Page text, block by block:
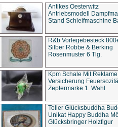
Antikes Oesterwitz
Antriebsmodell
Stand Schleifmaschine
R&b Vorlegebesteck
Silber Robbe & Berking
Rosenmuster 6 Tlg.
Kpm Schale Mit Reklame
Versicherung
Zeptermarke 1. Wahl
Toller Glücksbuddha
Unikat Happy Buddha
Glücksbringer Holzfigur